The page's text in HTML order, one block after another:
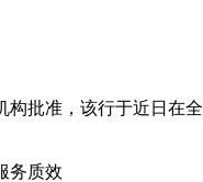
批准，该行于近日在
务质效